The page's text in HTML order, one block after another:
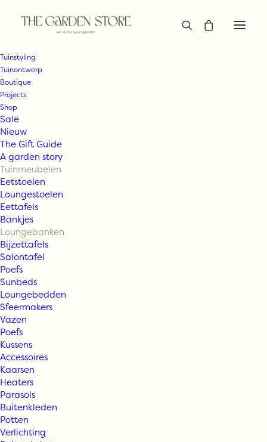
Tuinstyling
Tuinontwerp
Boutique
Projects
Shop
Sale
Nieuw
The Gift Guide
A garden story
Tuinmeubelen
Eetstoelen
Loungestoelen
Eettafels
Bankjes
Loungebanken
Bijzettafels
Salontafel
Poefs
Sunbeds
Loungebedden
Sfeermakers
Vazen
Poefs
Kussens
Accessoires
Kaarsen
Heaters
Parasols
Buitenkleden
Potten
VerlichtingHK Living –